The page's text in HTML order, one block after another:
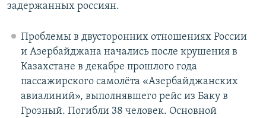
задержанных россиян.
Проблемы в двусторонних отношениях России
и Азербайджана начались после крушения в
Казахстане в декабре прошлого года
пассажирского самолёта «Азербайджанских
авиалиний», выполнявшего рейс из Баку в
Грозный. Погибли 38 человек. Основной